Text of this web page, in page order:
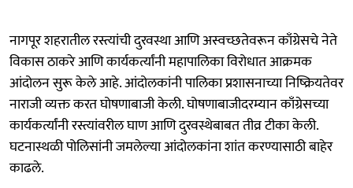
नागपूर शहरातील रस्त्यांची दुरवस्था आणि अस्वच्छतेवरून काँग्रेसचे नेते
विकास ठाकरे आणि कार्यकर्त्यांनी महापालिका विरोधात आक्रमक
आंदोलन सुरू केले आहे. आंदोलकांनी पालिका प्रशासनाच्या निष्क्रियतेवर
नाराजी व्यक्त करत घोषणाबाजी केली. घोषणाबाजीदरम्यान काँग्रेसच्या
कार्यकर्त्यांनी रस्त्यांवरील घाण आणि दुरवस्थेबाबत तीव्र टीका केली.
घटनास्थळी पोलिसांनी जमलेल्या आंदोलकांना शांत करण्यासाठी बाहेर
काढले.